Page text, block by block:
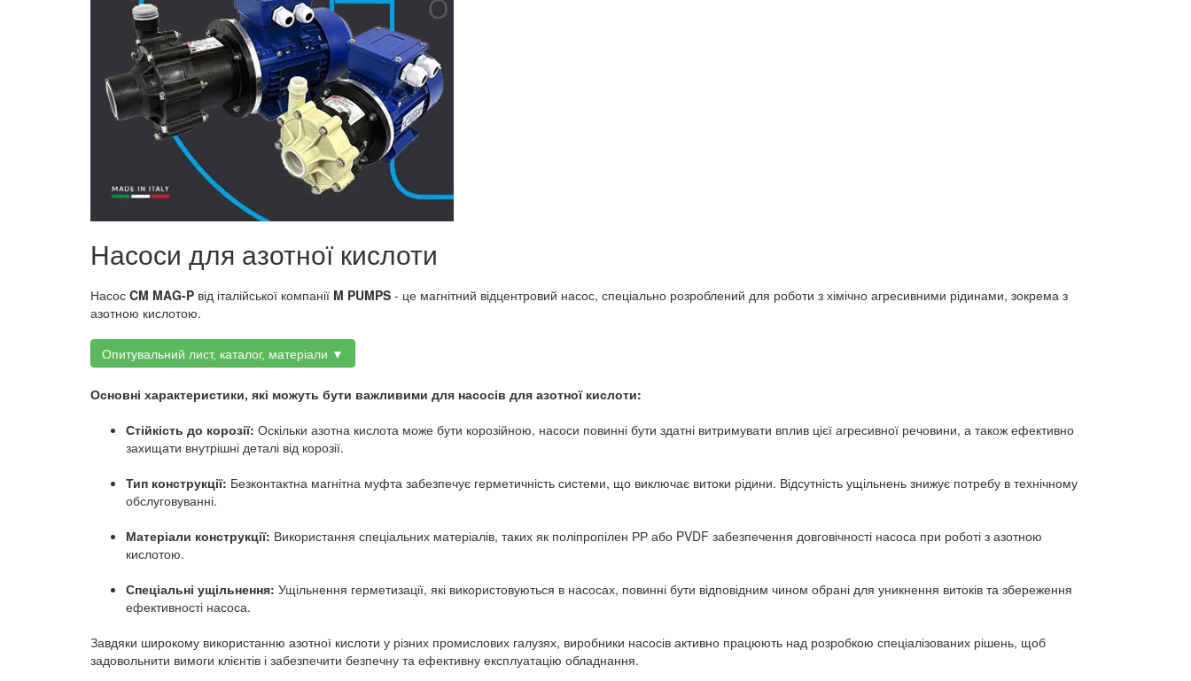
Насоси для азотної кислоти
Насос CM MAG-P від італійської компанії M PUMPS - це магнітний відцентровий насос, спеціально розроблений для роботи з хімічно агресивними рідинами, зокрема з
азотною кислотою.
Опитувальний лист, каталог, матеріали ▼
Основні характеристики, які можуть бути важливими для насосів для азотної кислоти:
Стійкість до корозії: Оскільки азотна кислота може бути корозійною, насоси повинні бути здатні витримувати вплив цієї агресивної речовини, а також ефективно
захищати внутрішні деталі від корозії.
Тип конструкції: Безконтактна магнітна муфта забезпечує герметичність системи, що виключає витоки рідини. Відсутність ущільнень знижує потребу в технічному
обслуговуванні.
Матеріали конструкції: Використання спеціальних матеріалів, таких як поліпропілен РР або PVDF забезпечення довговічності насоса при роботі з азотною
кислотою.
Спеціальні ущільнення: Ущільнення герметизації, які використовуються в насосах, повинні бути відповідним чином обрані для уникнення витоків та збереження
ефективності насоса.
Завдяки широкому використанню азотної кислоти у різних промислових галузях, виробники насосів активно працюють над розробкою спеціалізованих рішень, щоб
задовольнити вимоги клієнтів і забезпечити безпечну та ефективну експлуатацію обладнання.